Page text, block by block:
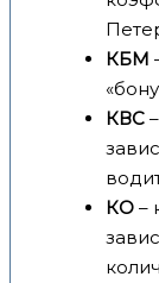
КБМ
КВС
КО –